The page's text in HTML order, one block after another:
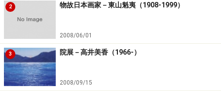
2 物故日本画家－東山魁夷（1908-1999）
2008/06/01
3 院展－高井美香（1966-）
2008/09/15